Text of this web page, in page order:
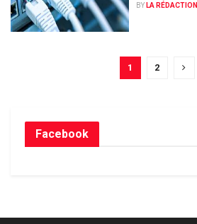
BY LA RÉDACTION
1 2
Facebook